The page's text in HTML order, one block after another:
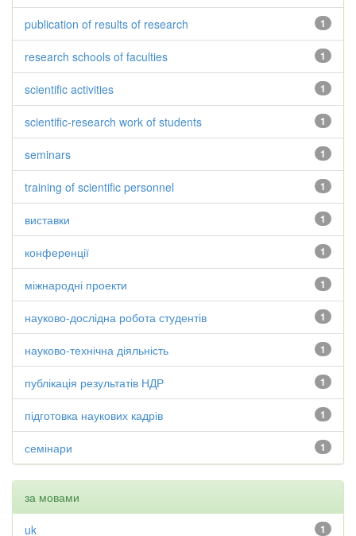
1
publication of results of research
1
research schools of faculties
1
scientific activities
1
scientific-research work of students
1
seminars
1
training of scientific personnel
1
виставки
1
конференції
1
міжнародні проекти
1
науково-дослідна робота студентів
1
науково-технічна діяльність
1
публікація результатів НДР
1
підготовка наукових кадрів
1
семінари
за мовами
1
uk